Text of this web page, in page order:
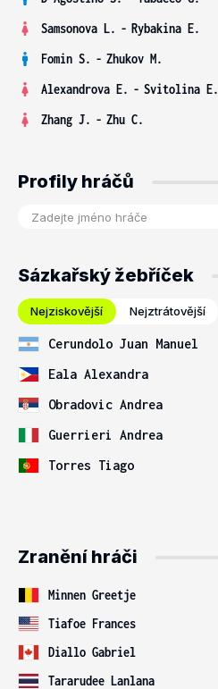
Samsonova L. - Rybakina E.
Fomin S. - Zhukov M.
Alexandrova E. - Svitolina E.
Zhang J. - Zhu C.
Profily hráčů
Sázkařský žebříček
Nejziskovější Nejztrátovější
Cerundolo Juan Manuel
Eala Alexandra
Obradovic Andrea
Guerrieri Andrea
Torres Tiago
Zranění hráči
Minnen Greetje
Tiafoe Frances
Diallo Gabriel
Tararudee Lanlana